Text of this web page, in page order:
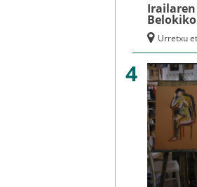
Urretxu
4